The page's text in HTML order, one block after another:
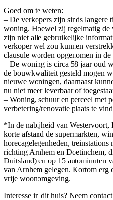
Goed om te weten:
– De verkopers zijn sinds langere
woning. Hoewel zij regelmatig de
zijn niet alle gebruikelijke
verkoper wel zou kunnen
clausule worden opgenomen in
– De woning is circa 58 jaar oud
de bouwkwaliteit gesteld mogen
nieuwe woningen, daarnaast
nu niet meer leverbaar of
– Woning, schuur en perceel met
verbetering/renovatie plaats te
*In de nabijheid van Westervoort,
korte afstand de supermarkten,
horecagelegenheden,
richting Arnhem en Doetinchem,
Duitsland) en op 15 autominuten
van Arnhem gelegen. Kortom erg
vrije woonomgeving.
Interesse in dit huis? Neem